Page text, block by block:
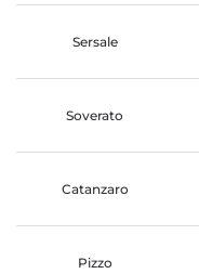
Sersale
Soverato
Catanzaro
Pizzo